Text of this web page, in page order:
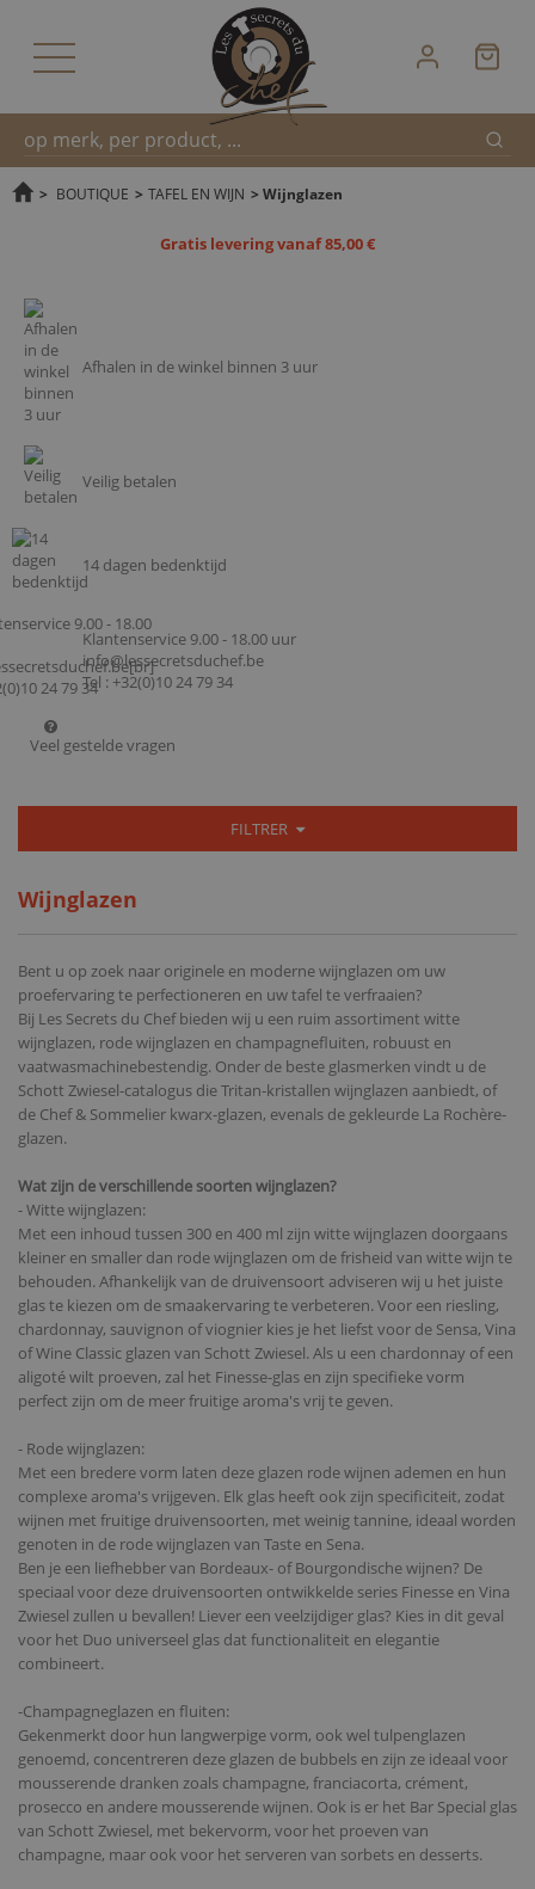
Snel
> BOUTIQUE > TAFEL EN WIJN > Wijnglazen
Gratis levering vanaf 85,00 €
Afhalen in de winkel binnen 3 uur
Veilig betalen
14 dagen bedenktijd
Klantenservice 9.00 - 18.00 uur
info@lessecretsduchef.be
Tel : +32(0)10 24 79 34
Veel gestelde vragen
FILTRER
Wijnglazen
Bent u op zoek naar originele en moderne wijnglazen om uw
proefervaring te perfectioneren en uw tafel te verfraaien?
Bij Les Secrets du Chef bieden wij u een ruim assortiment witte
wijnglazen, rode wijnglazen en champagnefluiten, robuust en
vaatwasmachinebestendig. Onder de beste glasmerken vindt u de
Schott Zwiesel-catalogus die Tritan-kristallen wijnglazen aanbiedt, of
de Chef & Sommelier kwarx-glazen, evenals de gekleurde La Rochère-
glazen.
Wat zijn de verschillende soorten wijnglazen?
- Witte wijnglazen:
Met een inhoud tussen 300 en 400 ml zijn witte wijnglazen doorgaans
kleiner en smaller dan rode wijnglazen om de frisheid van witte wijn te
behouden. Afhankelijk van de druivensoort adviseren wij u het juiste
glas te kiezen om de smaakervaring te verbeteren. Voor een riesling,
chardonnay, sauvignon of viognier kies je het liefst voor de Sensa, Vina
of Wine Classic glazen van Schott Zwiesel. Als u een chardonnay of een
aligoté wilt proeven, zal het Finesse-glas en zijn specifieke vorm
perfect zijn om de meer fruitige aroma's vrij te geven.
- Rode wijnglazen:
Met een bredere vorm laten deze glazen rode wijnen ademen en hun
complexe aroma's vrijgeven. Elk glas heeft ook zijn specificiteit, zodat
wijnen met fruitige druivensoorten, met weinig tannine, ideaal worden
genoten in de rode wijnglazen van Taste en Sena.
Ben je een liefhebber van Bordeaux- of Bourgondische wijnen? De
speciaal voor deze druivensoorten ontwikkelde series Finesse en Vina
Zwiesel zullen u bevallen! Liever een veelzijdiger glas? Kies in dit geval
voor het Duo universeel glas dat functionaliteit en elegantie
combineert.
-Champagneglazen en fluiten:
Gekenmerkt door hun langwerpige vorm, ook wel tulpenglazen
genoemd, concentreren deze glazen de bubbels en zijn ze ideaal voor
mousserende dranken zoals champagne, franciacorta, crément,
prosecco en andere mousserende wijnen. Ook is er het Bar Special glas
van Schott Zwiesel, met bekervorm, voor het proeven van
champagne, maar ook voor het serveren van sorbets en desserts.